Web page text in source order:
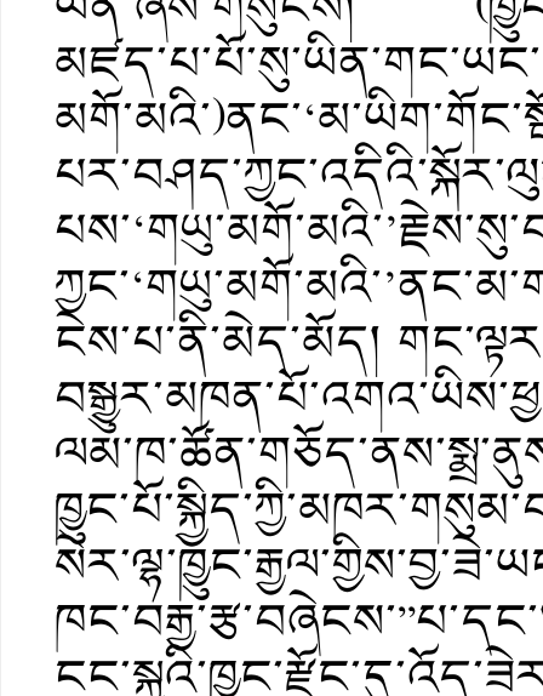
ངེས་པ་ནི་མེད་མོད།